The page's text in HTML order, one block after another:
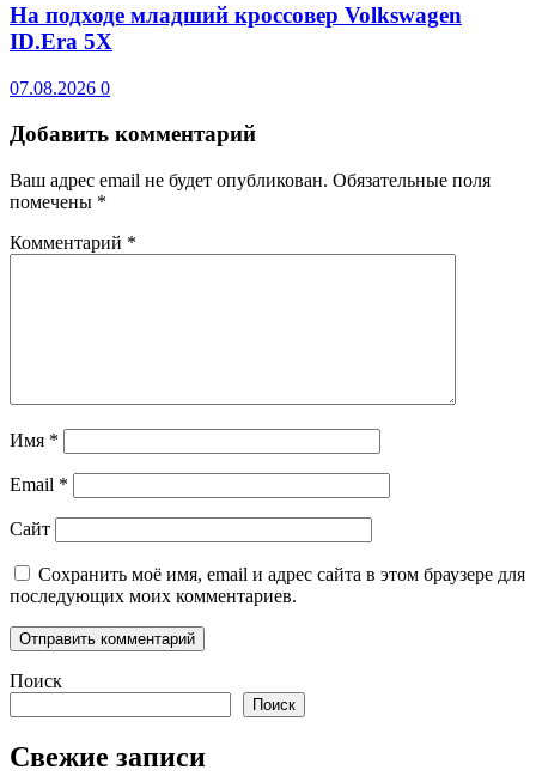
На подходе младший кроссовер Volkswagen
ID.Era 5X
07.08.2026 0
Добавить комментарий
Ваш адрес email не будет опубликован. Обязательные поля
помечены *
Комментарий *
Имя *
Email *
Сайт
Сохранить моё имя, email и адрес сайта в этом браузере для
последующих моих комментариев.
Поиск
Поиск
Свежие записи